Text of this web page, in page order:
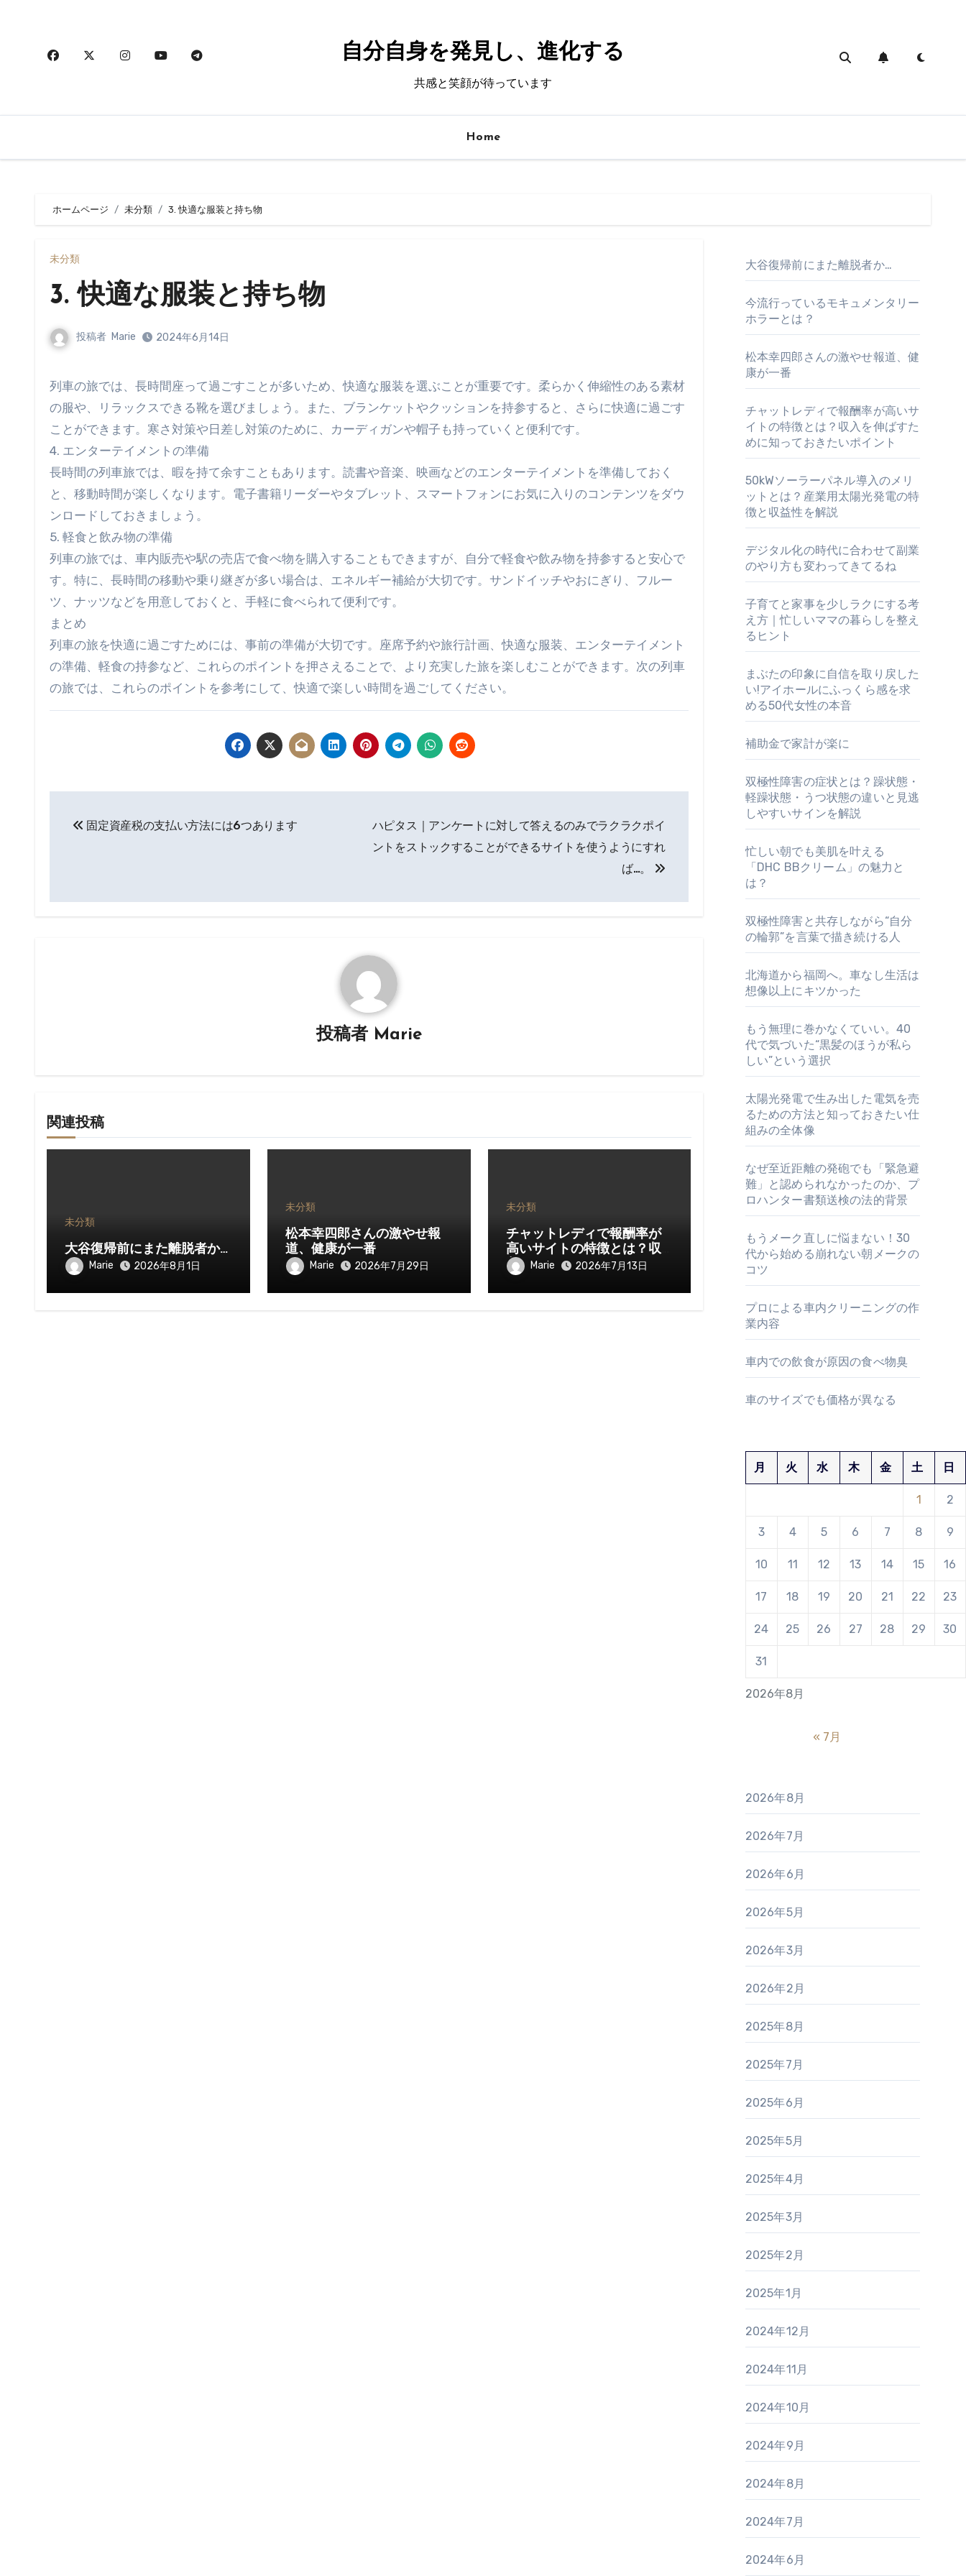
自分自身を発見し、進化する
共感と笑顔が待っています
Home
ホームページ 未分類 3. 快適な服装と持ち物
未分類
3. 快適な服装と持ち物
投稿者 Marie 2024年6月14日
列車の旅では、長時間座って過ごすことが多いため、快適な服装を選ぶことが重要です。柔らかく伸縮性のある素材
の服や、リラックスできる靴を選びましょう。また、ブランケットやクッションを持参すると、さらに快適に過ごす
ことができます。寒さ対策や日差し対策のために、カーディガンや帽子も持っていくと便利です。
4. エンターテイメントの準備
長時間の列車旅では、暇を持て余すこともあります。読書や音楽、映画などのエンターテイメントを準備しておく
と、移動時間が楽しくなります。電子書籍リーダーやタブレット、スマートフォンにお気に入りのコンテンツをダウ
ンロードしておきましょう。
5. 軽食と飲み物の準備
列車の旅では、車内販売や駅の売店で食べ物を購入することもできますが、自分で軽食や飲み物を持参すると安心で
す。特に、長時間の移動や乗り継ぎが多い場合は、エネルギー補給が大切です。サンドイッチやおにぎり、フルー
ツ、ナッツなどを用意しておくと、手軽に食べられて便利です。
まとめ
列車の旅を快適に過ごすためには、事前の準備が大切です。座席予約や旅行計画、快適な服装、エンターテイメント
の準備、軽食の持参など、これらのポイントを押さえることで、より充実した旅を楽しむことができます。次の列車
の旅では、これらのポイントを参考にして、快適で楽しい時間を過ごしてください。
固定資産税の支払い方法には6つあります
ハピタス｜アンケートに対して答えるのみでラクラクポイ
ントをストックすることができるサイトを使うようにすれ
ば…。
投稿者 Marie
関連投稿
未分類
大谷復帰前にまた離脱者か…
Marie 2026年8月1日
未分類
松本幸四郎さんの激やせ報
道、健康が一番
Marie 2026年7月29日
未分類
チャットレディで報酬率が
高いサイトの特徴とは？収
入を伸ばすために知ってお
きたいポイント
Marie 2026年7月13日
大谷復帰前にまた離脱者か…
今流行っているモキュメンタリー
ホラーとは？
松本幸四郎さんの激やせ報道、健
康が一番
チャットレディで報酬率が高いサ
イトの特徴とは？収入を伸ばすた
めに知っておきたいポイント
50kWソーラーパネル導入のメリ
ットとは？産業用太陽光発電の特
徴と収益性を解説
デジタル化の時代に合わせて副業
のやり方も変わってきてるね
子育てと家事を少しラクにする考
え方｜忙しいママの暮らしを整え
るヒント
まぶたの印象に自信を取り戻した
い!アイホールにふっくら感を求
める50代女性の本音
補助金で家計が楽に
双極性障害の症状とは？躁状態・
軽躁状態・うつ状態の違いと見逃
しやすいサインを解説
忙しい朝でも美肌を叶える
「DHC BBクリーム」の魅力と
は？
双極性障害と共存しながら“自分
の輪郭”を言葉で描き続ける人
北海道から福岡へ。車なし生活は
想像以上にキツかった
もう無理に巻かなくていい。40
代で気づいた“黒髪のほうが私ら
しい”という選択
太陽光発電で生み出した電気を売
るための方法と知っておきたい仕
組みの全体像
なぜ至近距離の発砲でも「緊急避
難」と認められなかったのか、プ
ロハンター書類送検の法的背景
もうメーク直しに悩まない！30
代から始める崩れない朝メークの
コツ
プロによる車内クリーニングの作
業内容
車内での飲食が原因の食べ物臭
車のサイズでも価格が異なる
2026年8月
月 火 水 木 金 土 日
1 2
3 4 5 6 7 8 9
10 11 12 13 14 15 16
17 18 19 20 21 22 23
24 25 26 27 28 29 30
31
« 7月
2026年8月
2026年7月
2026年6月
2026年5月
2026年3月
2026年2月
2025年8月
2025年7月
2025年6月
2025年5月
2025年4月
2025年3月
2025年2月
2025年1月
2024年12月
2024年11月
2024年10月
2024年9月
2024年8月
2024年7月
2024年6月